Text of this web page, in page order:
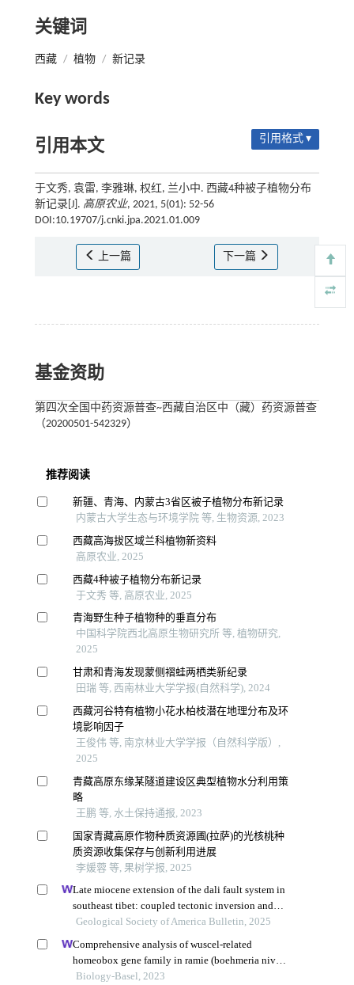
关键词
西藏 / 植物 / 新记录
Key words
引用本文 引用格式 ▾
于文秀, 袁雷, 李雅琳, 权红, 兰小中. 西藏4种被子植物分布
新记录[J]. 高原农业, 2021, 5(01): 52-56
DOI:10.19707/j.cnki.jpa.2021.01.009
上一篇 下一篇
基金资助
第四次全国中药资源普查~西藏自治区中（藏）药资源普查
（20200501-542329）